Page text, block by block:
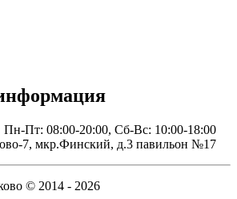
Пн-Пт: 08:00-20:00, Сб-Вс: 10:00-18:00
7, мкр.Финский, д.3 павильон №17
© 2014 - 2026